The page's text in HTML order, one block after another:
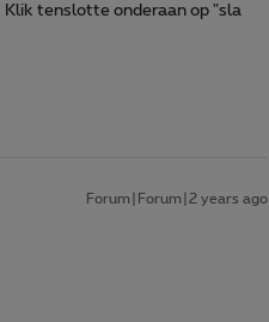
tenslotte onderaan op "sla
Forum|Forum|2 years ago